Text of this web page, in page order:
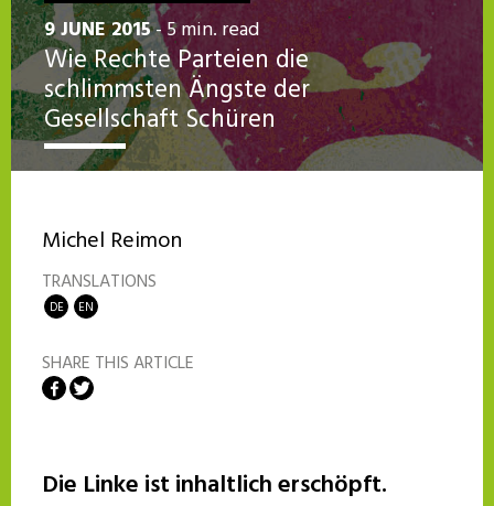
9 JUNE 2015- 5 min. read
Wie Rechte Parteien die
schlimmsten Ängste der
Gesellschaft Schüren
Michel Reimon
TRANSLATIONS
DE EN
SHARE THIS ARTICLE
Share on Facebook
Share on Twitter
Die Linke ist inhaltlich erschöpft.